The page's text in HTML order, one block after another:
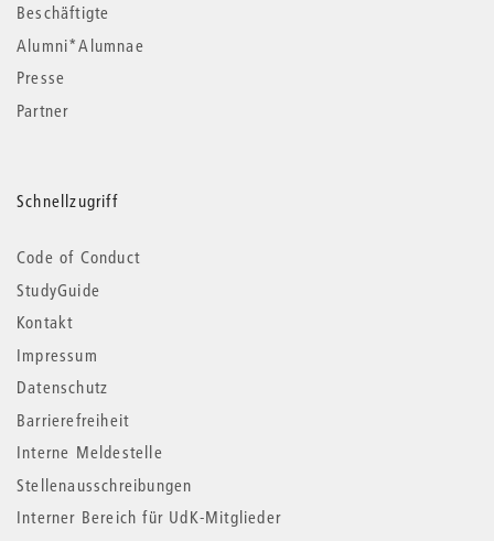
Beschäftigte
Alumni*Alumnae
Presse
Partner
Schnellzugriff
Code of Conduct
StudyGuide
Kontakt
Impressum
Datenschutz
Barrierefreiheit
Interne Meldestelle
Stellenausschreibungen
Interner Bereich für UdK-Mitglieder